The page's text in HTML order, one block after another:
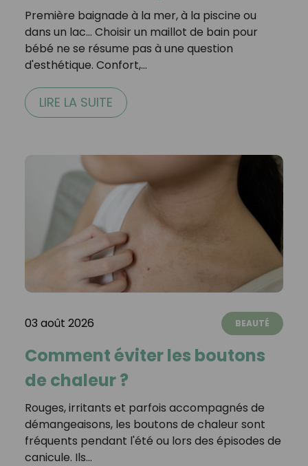
Première baignade à la mer, à la piscine ou
dans un lac… Choisir un maillot de bain pour
bébé ne se résume pas à une question
d'esthétique. Confort,…
LIRE LA SUITE
03 août 2026 BEAUTÉ
Comment éviter les boutons
de chaleur ?
Rouges, irritants et parfois accompagnés de
démangeaisons, les boutons de chaleur sont
fréquents pendant l'été ou lors des épisodes de
canicule. Ils…